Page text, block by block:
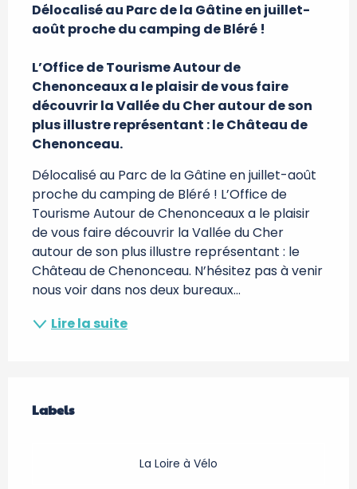
Délocalisé au Parc de la Gâtine en juillet-
août proche du camping de Bléré !
L’Office de Tourisme Autour de
Chenonceaux a le plaisir de vous faire
découvrir la Vallée du Cher autour de son
plus illustre représentant : le Château de
Chenonceau.
Délocalisé au Parc de la Gâtine en juillet-août
proche du camping de Bléré ! L’Office de
Tourisme Autour de Chenonceaux a le plaisir
de vous faire découvrir la Vallée du Cher
autour de son plus illustre représentant : le
Château de Chenonceau. N’hésitez pas à venir
nous voir dans nos deux bureaux...
Lire la suite
Labels
Labels
La Loire à Vélo